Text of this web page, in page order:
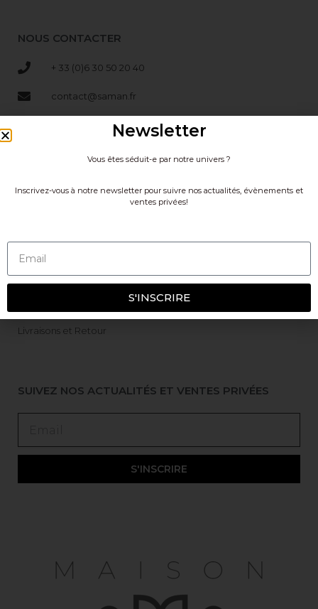
NOUS CONTACTER
+ 33 (0)6 30 50 20 40
contact@saman.fr
pro@saman.fr
Contactez-nous
CGV
Livraisons et Retour
SUIVEZ NOS ACTUALITÉS ET VENTES PRIVÉES
S'INSCRIRE
Newsletter
Vous êtes séduit-e par notre univers ?
Inscrivez-vous à notre newsletter pour suivre nos actualités, évènements et
ventes privées!
S'INSCRIRE